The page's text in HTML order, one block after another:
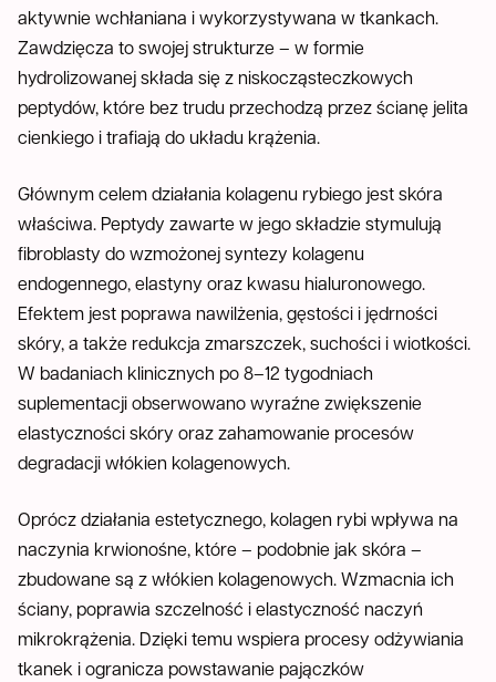
aktywnie wchłaniana i wykorzystywana w tkankach.
Zawdzięcza to swojej strukturze – w formie
hydrolizowanej składa się z niskocząsteczkowych
peptydów, które bez trudu przechodzą przez ścianę jelita
cienkiego i trafiają do układu krążenia.
Głównym celem działania kolagenu rybiego jest skóra
właściwa. Peptydy zawarte w jego składzie stymulują
fibroblasty do wzmożonej syntezy kolagenu
endogennego, elastyny oraz kwasu hialuronowego.
Efektem jest poprawa nawilżenia, gęstości i jędrności
skóry, a także redukcja zmarszczek, suchości i wiotkości.
W badaniach klinicznych po 8–12 tygodniach
suplementacji obserwowano wyraźne zwiększenie
elastyczności skóry oraz zahamowanie procesów
degradacji włókien kolagenowych.
Oprócz działania estetycznego, kolagen rybi wpływa na
naczynia krwionośne, które – podobnie jak skóra –
zbudowane są z włókien kolagenowych. Wzmacnia ich
ściany, poprawia szczelność i elastyczność naczyń
mikrokrążenia. Dzięki temu wspiera procesy odżywiania
tkanek i ogranicza powstawanie pajączków